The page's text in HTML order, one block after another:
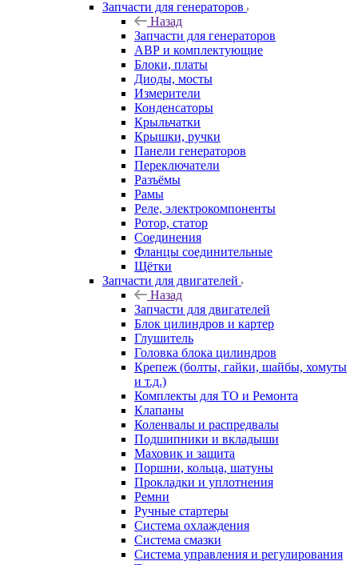
Запчасти для генераторов
Назад
Запчасти для генераторов
АВР и комплектующие
Блоки, платы
Диоды, мосты
Измерители
Конденсаторы
Крыльчатки
Крышки, ручки
Панели генераторов
Переключатели
Разъёмы
Рамы
Реле, электрокомпоненты
Ротор, статор
Соединения
Фланцы соединительные
Щётки
Запчасти для двигателей
Назад
Запчасти для двигателей
Блок цилиндров и картер
Глушитель
Головка блока цилиндров
Крепеж (болты, гайки, шайбы, хомуты
и т.д.)
Комплекты для ТО и Ремонта
Клапаны
Коленвалы и распредвалы
Подшипники и вкладыши
Маховик и защита
Поршни, кольца, шатуны
Прокладки и уплотнения
Ремни
Ручные стартеры
Система охлаждения
Система смазки
Система управления и регулирования